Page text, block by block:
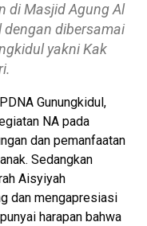
di Masjid Agung Al
dengan dibersamai
yakni Kak
Gunungkidul,
NA pada
dan pemanfaatan
Sedangkan
Aisyiyah
dan mengapresiasi
harapan bahwa